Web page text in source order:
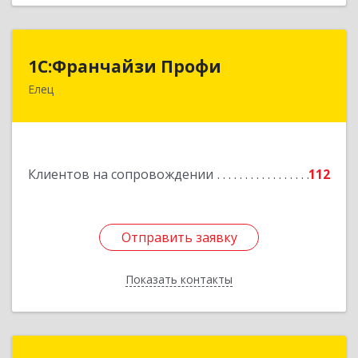
1С:Франчайзи Профи
Елец
Клиентов на сопровождении 112
Отправить заявку
Показать контакты
1С:Франчайзи Профи
Отправить заявку
Назад